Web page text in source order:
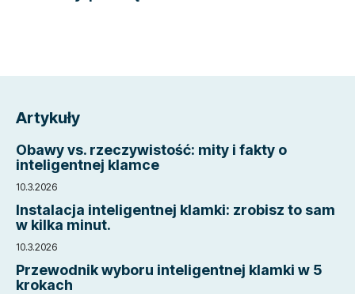
Artykuły
Obawy vs. rzeczywistość: mity i fakty o
inteligentnej klamce
10.3.2026
Instalacja inteligentnej klamki: zrobisz to sam
w kilka minut.
10.3.2026
Przewodnik wyboru inteligentnej klamki w 5
krokach